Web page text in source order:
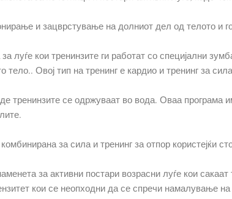
и зацврстување на долниот дел од телото и
луѓе кои тренинзите ги работат со специјални
тело.. Овој тип на тренинг е кардио и тренинг за
тренинзите се одржуваат во вода. Оваа програма
за сила и тренинг за отпор користејќи
за активни постари возрасни луѓе кои
кои се неопходни да се спречи намалување